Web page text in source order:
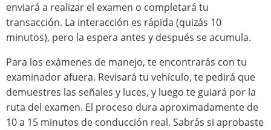
enviará a realizar el examen o completará tu
transacción. La interacción es rápida (quizás 10
minutos), pero la espera antes y después se acumula.
Para los exámenes de manejo, te encontrarás con tu
examinador afuera. Revisará tu vehículo, te pedirá que
demuestres las señales y luces, y luego te guiará por la
ruta del examen. El proceso dura aproximadamente de
10 a 15 minutos de conducción real. Sabrás si aprobaste